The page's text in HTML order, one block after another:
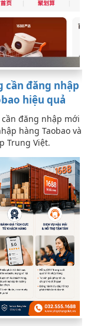
cần đăng nhập
hiệu quả
đăng nhập mới
hàng Taobao và
Trung Việt.